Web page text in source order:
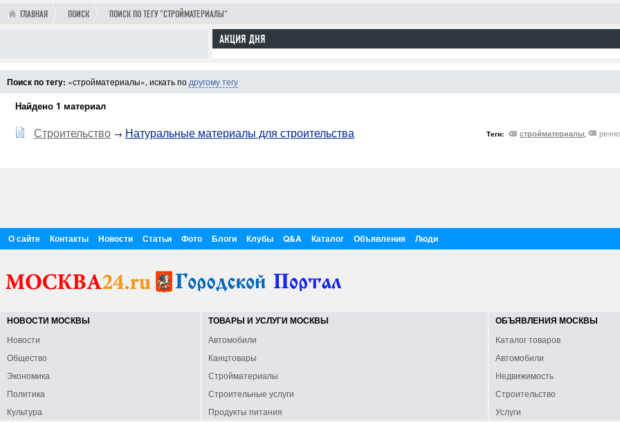
ГЛАВНАЯ ПОИСК ПОИСК ПО ТЕГУ "СТРОЙМАТЕРИАЛЫ"
АКЦИЯ ДНЯ
Поиск по тегу: «стройматериалы», искать по другому тегу
Найдено 1 материал
Строительство → Натуральные материалы для строительства Теги: стройматериалы,
О сайте Контакты Новости Статьи Фото Блоги Клубы Q&A Каталог Объявления Люди
НОВОСТИ МОСКВЫ
Новости
Общество
Экономика
Политика
Культура
ТОВАРЫ И УСЛУГИ МОСКВЫ
Автомобили
Канцтовары
Стройматериалы
Строительные услуги
Продукты питания
ОБЪЯВЛЕНИЯ МОСКВЫ
Каталог товаров
Автомобили
Недвижимость
Строительство
Услуги